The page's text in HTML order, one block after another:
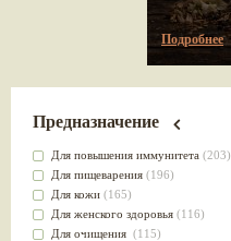
Подробнее
Предназначение
Для повышения иммунитета (203)
Для пищеварения (196)
Для кожи (165)
Для женского здоровья (116)
Для очищения (115)